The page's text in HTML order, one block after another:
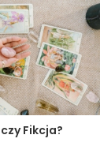
Fikcja?